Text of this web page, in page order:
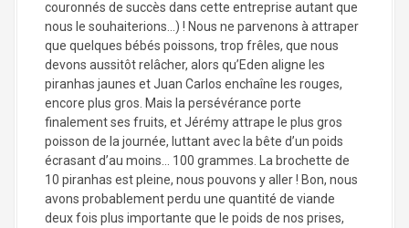
couronnés de succès dans cette entreprise autant que
nous le souhaiterions…) ! Nous ne parvenons à attraper
que quelques bébés poissons, trop frêles, que nous
devons aussitôt relâcher, alors qu’Eden aligne les
piranhas jaunes et Juan Carlos enchaîne les rouges,
encore plus gros. Mais la persévérance porte
finalement ses fruits, et Jérémy attrape le plus gros
poisson de la journée, luttant avec la bête d’un poids
écrasant d’au moins… 100 grammes. La brochette de
10 piranhas est pleine, nous pouvons y aller ! Bon, nous
avons probablement perdu une quantité de viande
deux fois plus importante que le poids de nos prises,